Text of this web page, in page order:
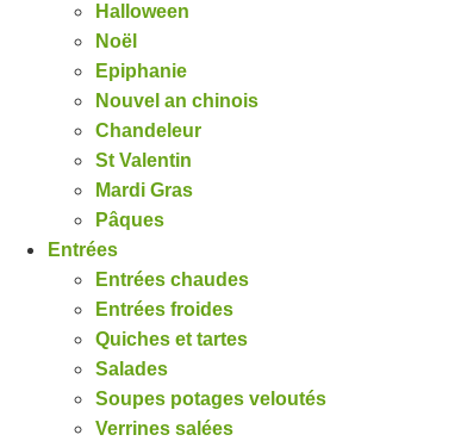
Halloween
Noël
Epiphanie
Nouvel an chinois
Chandeleur
St Valentin
Mardi Gras
Pâques
Entrées
Entrées chaudes
Entrées froides
Quiches et tartes
Salades
Soupes potages veloutés
Verrines salées